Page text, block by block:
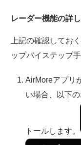
レーダー機能の詳
上記の確認してお
ップバイステップ
AirMoreアプリ
い場合、以下
トールします。